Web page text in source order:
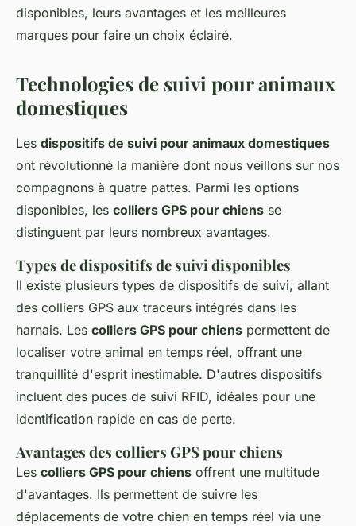
disponibles, leurs avantages et les meilleures
marques pour faire un choix éclairé.
Technologies de suivi pour animaux
domestiques
Les dispositifs de suivi pour animaux domestiques
ont révolutionné la manière dont nous veillons sur nos
compagnons à quatre pattes. Parmi les options
disponibles, les colliers GPS pour chiens se
distinguent par leurs nombreux avantages.
Types de dispositifs de suivi disponibles
Il existe plusieurs types de dispositifs de suivi, allant
des colliers GPS aux traceurs intégrés dans les
harnais. Les colliers GPS pour chiens permettent de
localiser votre animal en temps réel, offrant une
tranquillité d'esprit inestimable. D'autres dispositifs
incluent des puces de suivi RFID, idéales pour une
identification rapide en cas de perte.
Avantages des colliers GPS pour chiens
Les colliers GPS pour chiens offrent une multitude
d'avantages. Ils permettent de suivre les
déplacements de votre chien en temps réel via une